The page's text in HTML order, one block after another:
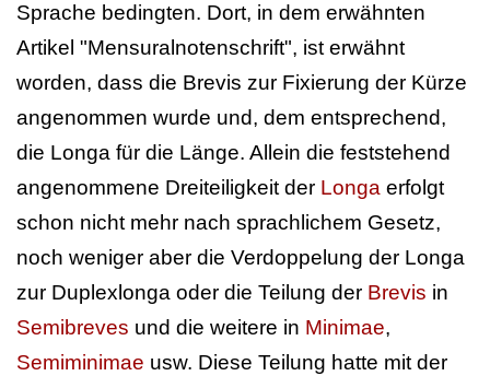
Sprache bedingten. Dort, in dem erwähnten
Artikel "Mensuralnotenschrift", ist erwähnt
worden, dass die Brevis zur Fixierung der Kürze
angenommen wurde und, dem entsprechend,
die Longa für die Länge. Allein die feststehend
angenommene Dreiteiligkeit der Longa erfolgt
schon nicht mehr nach sprachlichem Gesetz,
noch weniger aber die Verdoppelung der Longa
zur Duplexlonga oder die Teilung der Brevis in
Semibreves und die weitere in Minimae,
Semiminimae usw. Diese Teilung hatte mit der